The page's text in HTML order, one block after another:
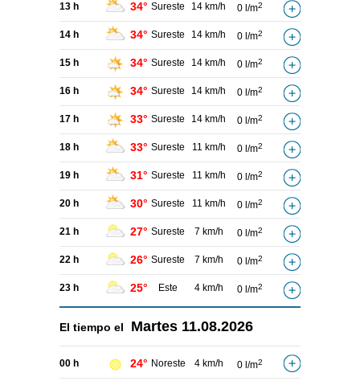
13 h 34° Sureste 14 km/h 0 l/m2
14 h 34° Sureste 14 km/h 0 l/m2
15 h 34° Sureste 14 km/h 0 l/m2
16 h 34° Sureste 14 km/h 0 l/m2
17 h 33° Sureste 14 km/h 0 l/m2
18 h 33° Sureste 11 km/h 0 l/m2
19 h 31° Sureste 11 km/h 0 l/m2
20 h 30° Sureste 11 km/h 0 l/m2
21 h 27° Sureste 7 km/h 0 l/m2
22 h 26° Sureste 7 km/h 0 l/m2
23 h 25° Este 4 km/h 0 l/m2
El tiempo el Martes 11.08.2026
00 h 24° Noreste 4 km/h 0 l/m2